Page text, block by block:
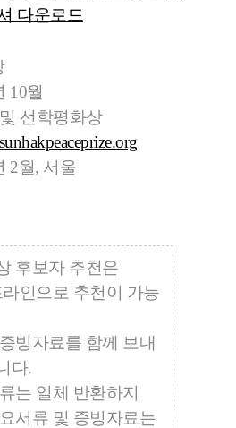
다운로드
10월
학평화상
2월, 서울
후보자 추천은
인으로 추천이 가능
빙자료를 함께 보내
다.
는 일체 반환하지
서류 및 증빙자료는